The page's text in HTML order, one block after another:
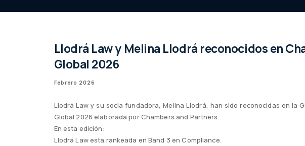
Llodrá Law y Melina Llodrá reconocidos en
Global 2026
Febrero 2026
Llodrá Law y su socia fundadora, Melina Llodrá, han sido reconocidas en la
Global 2026 elaborada por Chambers and Partners.
En esta edición:
Llodrá Law esta rankeada en Band 3 en Compliance.